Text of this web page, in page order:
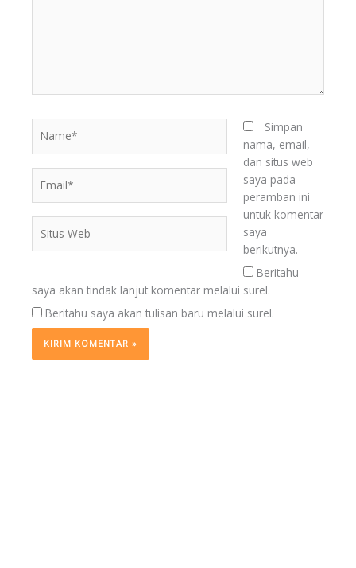
Web
Simpan
nama, email,
dan situs web
saya pada
peramban ini
untuk komentar
saya
berikutnya.
Beritahu
saya akan tindak lanjut komentar melalui surel.
Beritahu saya akan tulisan baru melalui surel.